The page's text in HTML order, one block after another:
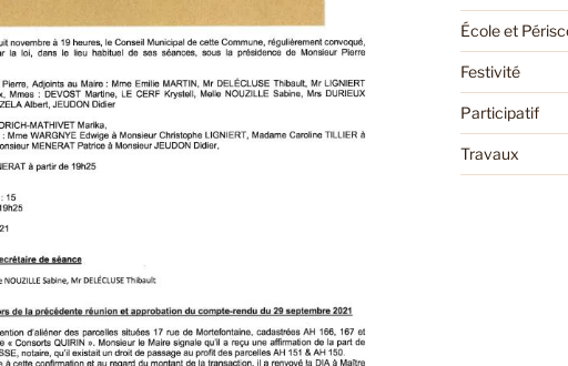
École et
Festivité
Participatif
Travaux